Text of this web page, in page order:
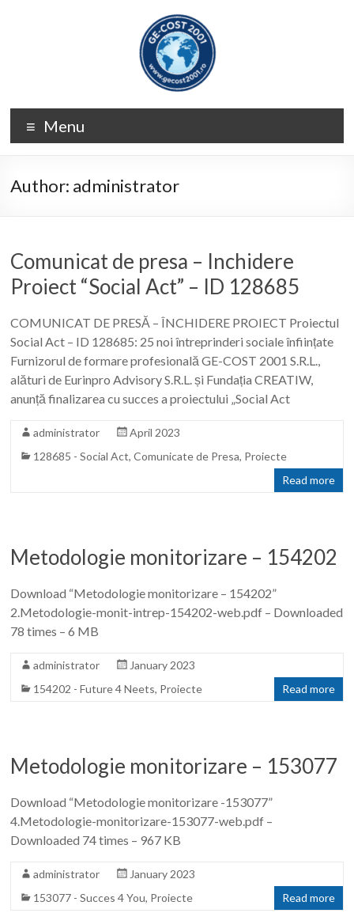
GE-
COST
2001
Menu
Author: administrator
Comunicat de presa – Inchidere
Proiect “Social Act” – ID 128685
COMUNICAT DE PRESĂ – ÎNCHIDERE PROIECT Proiectul
Social Act – ID 128685: 25 noi întreprinderi sociale înființate
Furnizorul de formare profesională GE-COST 2001 S.R.L.,
alături de Eurinpro Advisory S.R.L. și Fundația CREATIW,
anunță finalizarea cu succes a proiectului „Social Act
administrator
April 2023
128685 - Social Act,Comunicate de Presa, Proiecte
Read more
Metodologie monitorizare – 154202
Download “Metodologie monitorizare – 154202”
2.Metodologie-monit-intrep-154202-web.pdf – Downloaded
78 times – 6 MB
administrator
January 2023
154202 - Future 4 Neets, Proiecte Read more
Metodologie monitorizare – 153077
Download “Metodologie monitorizare -153077”
4.Metodologie-monitorizare-153077-web.pdf –
Downloaded 74 times – 967 KB
administrator
January 2023
153077 - Succes 4 You, Proiecte Read more